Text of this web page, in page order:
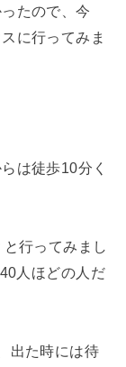
たので、今
に行ってみま
は徒歩10分く
行ってみまし
人ほどの人だ
出た時には待